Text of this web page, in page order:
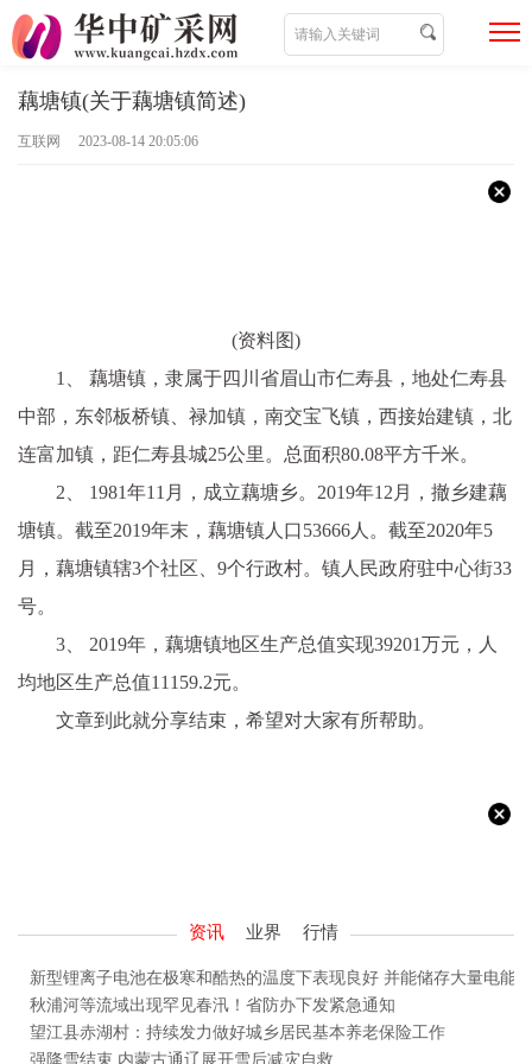
藕塘镇(关于藕塘镇简述)
互联网 2023-08-14 20:05:06
(资料图)
1、 藕塘镇，隶属于四川省眉山市仁寿县，地处仁寿县
中部，东邻板桥镇、禄加镇，南交宝飞镇，西接始建镇，北
连富加镇，距仁寿县城25公里。总面积80.08平方千米。
2、 1981年11月，成立藕塘乡。2019年12月，撤乡建藕
塘镇。截至2019年末，藕塘镇人口53666人。截至2020年5
月，藕塘镇辖3个社区、9个行政村。镇人民政府驻中心街33
号。
3、 2019年，藕塘镇地区生产总值实现39201万元，人
均地区生产总值11159.2元。
文章到此就分享结束，希望对大家有所帮助。
资讯 业界 行情
新型锂离子电池在极寒和酷热的温度下表现良好 并能储存大量电能
秋浦河等流域出现罕见春汛！省防办下发紧急通知
望江县赤湖村：持续发力做好城乡居民基本养老保险工作
强降雪结束 内蒙古通辽展开雪后减灾自救